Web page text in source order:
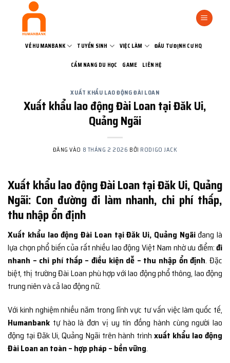
VỀ HUMANBANK TUYỂN SINH VIỆC LÀM ĐẦU TƯ ĐỊNH CƯ HQ
CẨM NANG DU HỌC GAME LIÊN HỆ
XUẤT KHẨU LAO ĐỘNG ĐÀI LOAN
Xuất khẩu lao động Đài Loan tại Đăk Ui,
Quảng Ngãi
ĐĂNG VÀO 8 THÁNG 2 2026 BỞI RODIGO JACK
Xuất khẩu lao động Đài Loan tại Đăk Ui, Quảng
Ngãi: Con đường đi làm nhanh, chi phí thấp,
thu nhập ổn định
Xuất khẩu lao động Đài Loan tại Đăk Ui, Quảng Ngãiđang là
lựa chọn phổ biến của rất nhiều lao động Việt Nam nhờ ưu điểm:đi
nhanh – chi phí thấp – điều kiện dễ – thu nhập ổn định. Đặc
biệt, thị trường Đài Loan phù hợp với lao động phổ thông, lao động
trung niên và cả lao động nữ.
Với kinh nghiệm nhiều năm trong lĩnh vực tư vấn việc làm quốc tế,
Humanbank tự hào là đơn vị uy tín đồng hành cùng người lao
động tại Đăk Ui, Quảng Ngãi trên hành trình xuất khẩu lao động
Đài Loan an toàn – hợp pháp – bền vững.